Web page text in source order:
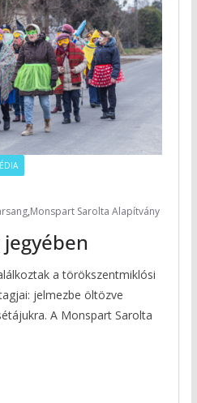
,Monspart Sarolta Alapítvány
a törökszentmiklósi
jelmezbe öltözve
A Monspart Sarolta